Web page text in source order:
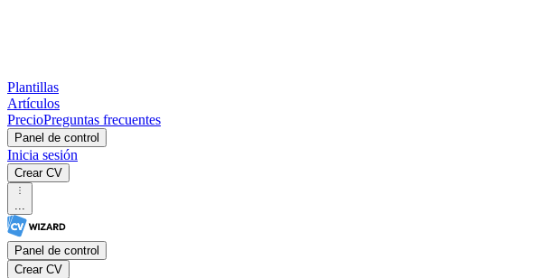
Plantillas
Artículos
PrecioPreguntas frecuentes
Panel de control
Inicia sesión
Crear CV
...
Panel de control
Crear CV